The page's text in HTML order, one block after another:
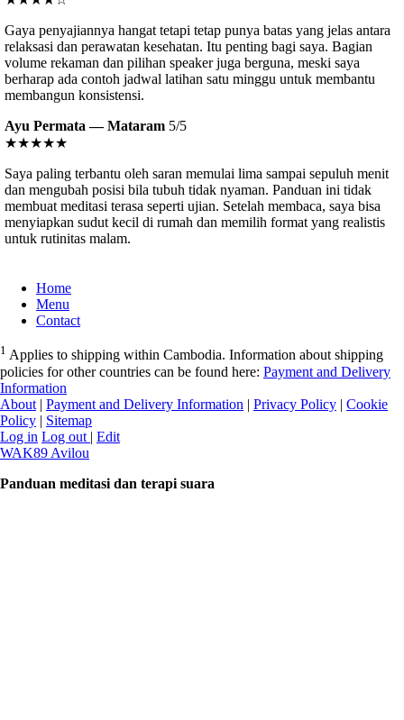
Gaya penyajiannya hangat tetapi tetap punya batas yang jelas antara
relaksasi dan perawatan kesehatan. Itu penting bagi saya. Bagian
volume rekaman dan pilihan speaker juga berguna, meski saya
berharap ada contoh jadwal latihan satu minggu untuk membantu
membangun konsistensi.
Ayu Permata — Mataram 5/5
★★★★★
Saya paling terbantu oleh saran memulai lima sampai sepuluh menit
dan mengubah posisi bila tubuh tidak nyaman. Panduan ini tidak
membuat meditasi terasa seperti ujian. Setelah membaca, saya bisa
menyiapkan sudut kecil di rumah dan memilih format yang realistis
untuk rutinitas malam.
Home
Menu
Contact
1 Applies to shipping within Cambodia. Information about shipping
policies for other countries can be found here: Payment and Delivery
Information
About | Payment and Delivery Information | Privacy Policy | Cookie
Policy | Sitemap
Log in Log out | Edit
WAK89 Avilou
Panduan meditasi dan terapi suara